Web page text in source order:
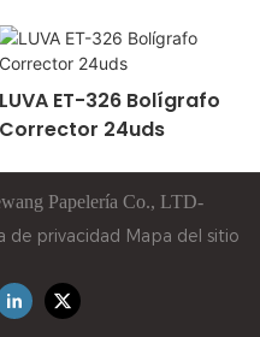
LUVA ET-326 Bolígrafo
Corrector 24uds
Papelería Co., LTD-
de privacidad Mapa del sitio